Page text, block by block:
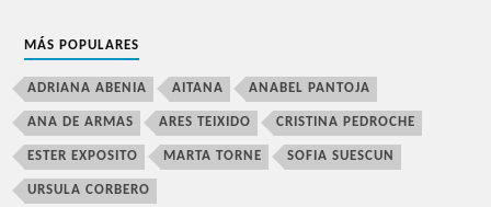
MÁS POPULARES
ADRIANA ABENIA AITANA ANABEL PANTOJA
ANA DE ARMAS ARES TEIXIDO CRISTINA PEDROCHE
ESTER EXPOSITO MARTA TORNE SOFIA SUESCUN
URSULA CORBERO